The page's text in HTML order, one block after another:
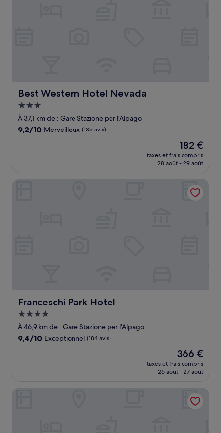
Best Western Hotel Nevada
Best Western Hotel Nevada
Hébergement
3.0 étoiles
À 37,1 km de : Gare Stazione per l'Alpago
9.2
9,2/10 Merveilleux (135 avis)
Le
nouveau
prix
de
182 €
182 €
taxes et frais compris
28 août - 29 août
Franceschi Park Hotel
Franceschi Park Hotel
Hébergement
4.0 étoiles
À 46,9 km de : Gare Stazione per l'Alpago
9.4
9,4/10 Exceptionnel (184 avis)
Le
nouveau
prix
de
366 €
366 €
taxes et frais compris
26 août - 27 août